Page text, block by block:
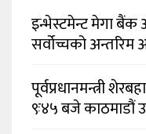
इन्भेस्टमेन्ट मेगा बैंक
सर्वोच्चको
पूर्वप्रधानमन्त्री
९ः४५ बजे काठमाडौं